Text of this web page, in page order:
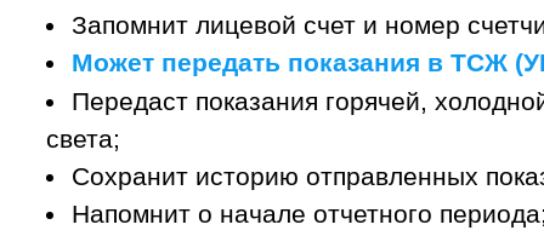
Запомнит лицевой счет и номер
Может передать показания в ТСЖ
Передаст показания горячей,
света;
Сохранит историю отправленных
Напомнит о начале отчетного